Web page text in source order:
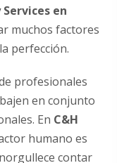
en
muchos factores
perfección.
profesionales
en conjunto
En C&H
humano es
contar